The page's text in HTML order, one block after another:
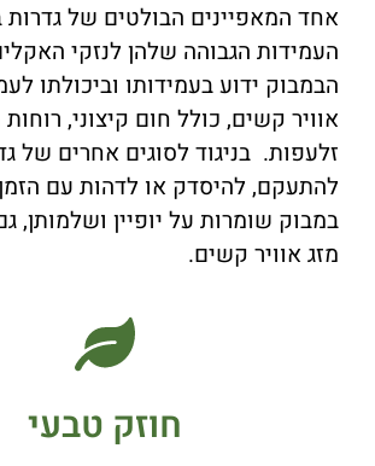
אחד המאפיינים הבולטים של גדרות
העמידות הגבוהה שלהן לנזקי
הבמבוק ידוע בעמידותו וביכולתו
אוויר קשים, כולל חום קיצוני,
זלעפות. בניגוד לסוגים אחרים של
להתעקם, להיסדק או לדהות עם
במבוק שומרות על יופיין ושלמותן,
מזג אוויר קשים.
חוזק טבעי